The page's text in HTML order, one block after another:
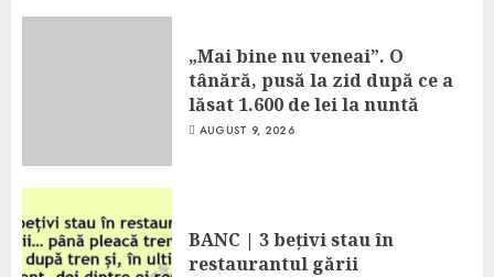
„Mai bine nu veneai”. O
tânără, pusă la zid după ce a
lăsat 1.600 de lei la nuntă
AUGUST 9, 2026
BANC | 3 bețivi stau în
restaurantul gării